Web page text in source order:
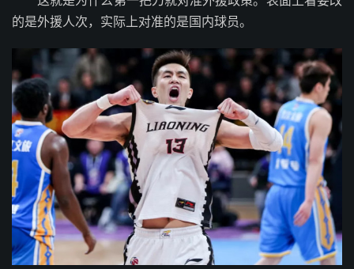
的是外援人次，实际上对准的是国内球员。